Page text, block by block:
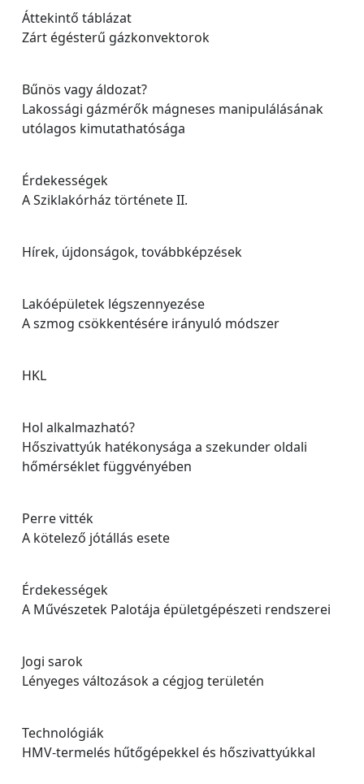
Áttekintő táblázat
Zárt égésterű gázkonvektorok
Bűnös vagy áldozat?
Lakossági gázmérők mágneses manipulálásának
utólagos kimutathatósága
Érdekességek
A Sziklakórház története II.
Hírek, újdonságok, továbbképzések
Lakóépületek légszennyezése
A szmog csökkentésére irányuló módszer
HKL
Hol alkalmazható?
Hőszivattyúk hatékonysága a szekunder oldali
hőmérséklet függvényében
Perre vitték
A kötelező jótállás esete
Érdekességek
A Művészetek Palotája épületgépészeti rendszerei
Jogi sarok
Lényeges változások a cégjog területén
Technológiák
HMV-termelés hűtőgépekkel és hőszivattyúkkal